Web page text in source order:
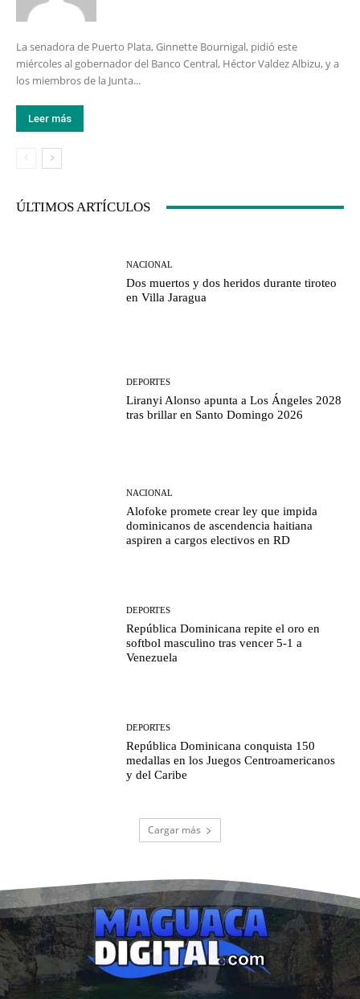
La senadora de Puerto Plata, Ginnette Bournigal, pidió este
miércoles al gobernador del Banco Central, Héctor Valdez Albizu, y a
los miembros de la Junta...
Leer más
ÚLTIMOS ARTÍCULOS
NACIONAL
Dos muertos y dos heridos durante tiroteo
en Villa Jaragua
DEPORTES
Liranyi Alonso apunta a Los Ángeles 2028
tras brillar en Santo Domingo 2026
NACIONAL
Alofoke promete crear ley que impida
dominicanos de ascendencia haitiana
aspiren a cargos electivos en RD
DEPORTES
República Dominicana repite el oro en
softbol masculino tras vencer 5-1 a
Venezuela
DEPORTES
República Dominicana conquista 150
medallas en los Juegos Centroamericanos
y del Caribe
Cargar más